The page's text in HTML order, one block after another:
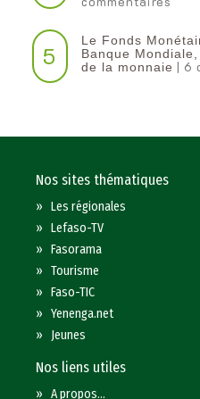
5
Le Fonds
Banque
de la monnaie | 6
Nos sites thématiques
»Les régionales
»Lefaso-TV
»Fasorama
»Tourisme
»Faso-TIC
»Yenenga.net
» Jeunes
Nos liens utiles
»A propos...